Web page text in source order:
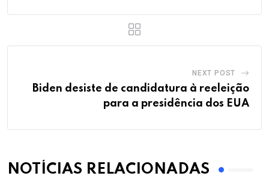
NEXT POST
Biden desiste de candidatura à reeleição
para a presidência dos EUA
NOTÍCIAS RELACIONADAS